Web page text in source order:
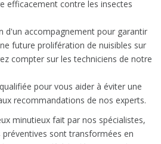
efficacement contre les insectes
d'un accompagnement pour garantir
future prolifération de nuisibles sur
compter sur les techniciens de notre
pour vous aider à éviter une
recommandations de nos experts.
minutieux fait par nos spécialistes,
sont transformées en